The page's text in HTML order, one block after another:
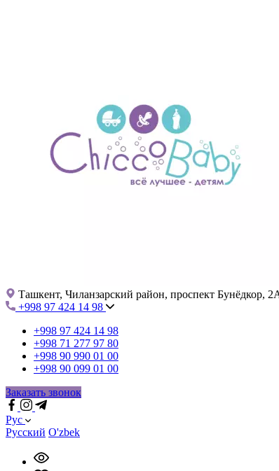
Ташкент, Чиланзарский район, проспект Бунёдкор,
+998 97 424 14 98
+998 97 424 14 98
+998 71 277 97 80
+998 90 990 01 00
+998 90 099 01 00
Заказать звонок
Рус
Русский O'zbek